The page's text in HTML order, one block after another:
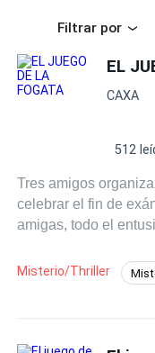
Filtrar por
EL
CAXA
512
Tres amigos
celebrar el fin de
amigas, todo el
conversación en un
suyos, secretos que
drogas y alcohol
Misterio/Thriller